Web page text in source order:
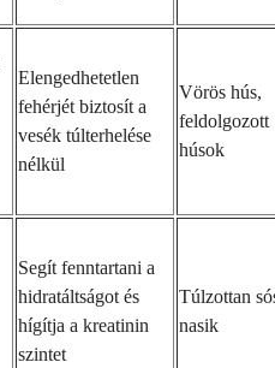
Elengedhetetlen
fehérjét biztosít a
vesék túlterhelése
nélkül
Vörös hús,
feldolgozott
húsok
Segít fenntartani a
hidratáltságot és
hígítja a kreatinin
szintet
Túlzottan
nasik